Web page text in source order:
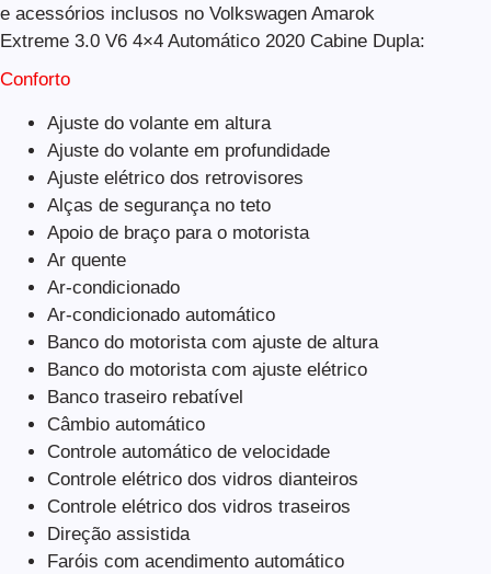
e acessórios inclusos no Volkswagen Amarok
Extreme 3.0 V6 4×4 Automático 2020 Cabine Dupla:
Conforto
Ajuste do volante em altura
Ajuste do volante em profundidade
Ajuste elétrico dos retrovisores
Alças de segurança no teto
Apoio de braço para o motorista
Ar quente
Ar-condicionado
Ar-condicionado automático
Banco do motorista com ajuste de altura
Banco do motorista com ajuste elétrico
Banco traseiro rebatível
Câmbio automático
Controle automático de velocidade
Controle elétrico dos vidros dianteiros
Controle elétrico dos vidros traseiros
Direção assistida
Faróis com acendimento automático